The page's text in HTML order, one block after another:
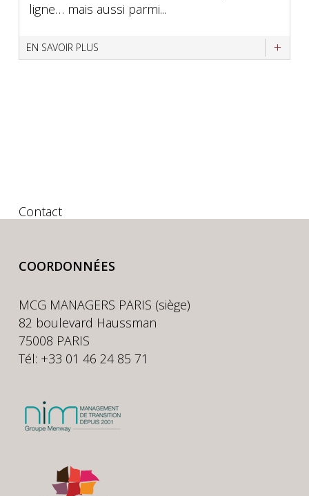
ligne… mais aussi parmi...
EN SAVOIR PLUS
Contact
COORDONNÉES
MCG MANAGERS PARIS (siège)
82 boulevard Haussman
75008 PARIS
Tél: +33 01 46 24 85 71